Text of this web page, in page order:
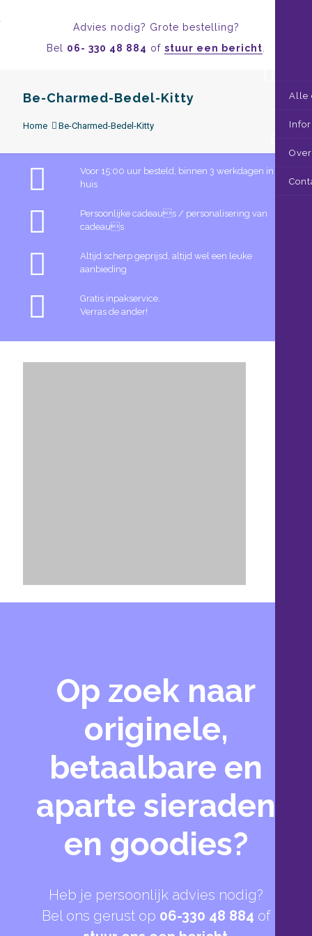
Advies nodig? Grote bestelling?
Bel 06- 330 48 884 of stuur een bericht
Be-Charmed-Bedel-Kitty
Home Be-Charmed-Bedel-Kitty
Voor 15:00 uur besteld, binnen 3 werkdagen in
huis
Persoonlijke cadeaus / personalisering van
cadeaus
Altijd scherp geprijsd, altijd wel een leuke
aanbieding
Gratis inpakservice.
Verras de ander!
Op zoek naar
originele,
betaalbare en
aparte sieraden
en goodies?
Heb je persoonlijk advies nodig?
Bel ons gerust op 06-330 48 884 of
Alle